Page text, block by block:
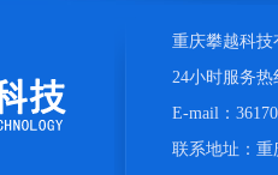
重庆攀越科技
24小时服务热
E-mail：
联系地址：重